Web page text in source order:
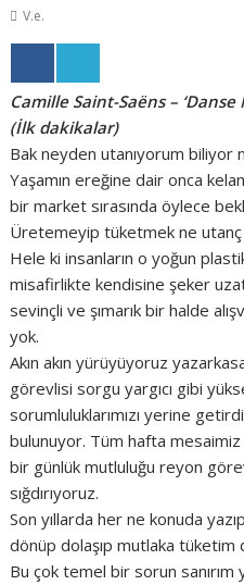
V.e.
Camille Saint-Saëns –
(İlk dakikalar)
Bak neyden utanıyorum biliyor
Yaşamın ereğine dair onca
bir market sırasında öylece
Üretemeyip tüketmek ne utanç
Hele ki insanların o yoğun
misafirlikte kendisine şeker
sevinçli ve şımarık bir halde
yok.
Akın akın yürüyüyoruz
görevlisi sorgu yargıcı gibi
sorumluluklarımızı yerine
bulunuyor. Tüm hafta
bir günlük mutluluğu reyon
sığdırıyoruz.
Son yıllarda her ne konuda
dönüp dolaşıp mutlaka tüketim
Bu çok temel bir sorun sanırım